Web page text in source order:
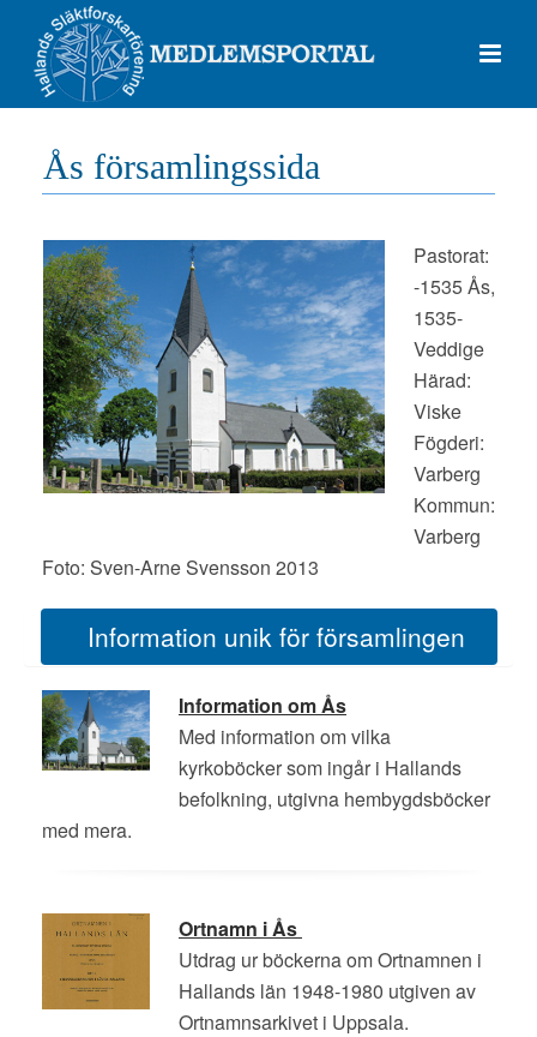
Ås församlingssida
Pastorat:
-1535 Ås,
1535-
Veddige
Härad:
Viske
Fögderi:
Varberg
Kommun:
Varberg
Foto: Sven-Arne Svensson 2013
Information unik för församlingen
Information om Ås
Med information om vilka
kyrkoböcker som ingår i Hallands
befolkning, utgivna hembygdsböcker
med mera.
Ortnamn i Ås
Utdrag ur böckerna om Ortnamnen i
Hallands län 1948-1980 utgiven av
Ortnamnsarkivet i Uppsala.